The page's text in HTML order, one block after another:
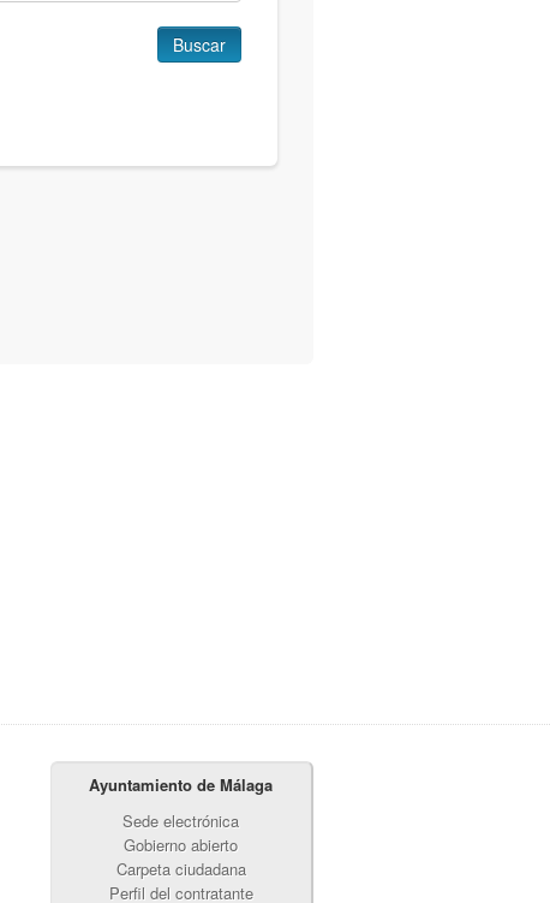
Buscar
Ayuntamiento de Málaga
Sede electrónica
Gobierno abierto
Carpeta ciudadana
Perfil del contratante